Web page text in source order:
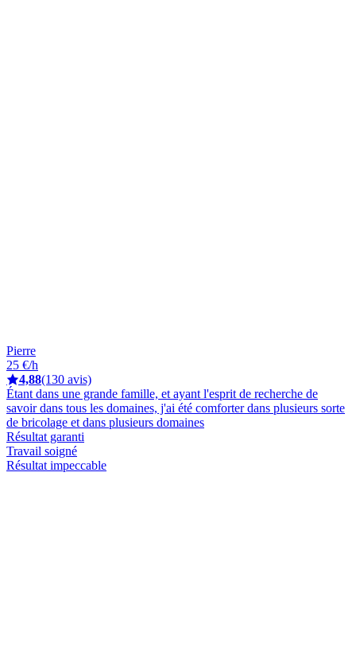
Pierre
25 €/h
4,88(130 avis)
Étant dans une grande famille, et ayant l'esprit de recherche de
savoir dans tous les domaines, j'ai été comforter dans plusieurs sorte
de bricolage et dans plusieurs domaines
Résultat garanti
Travail soigné
Résultat impeccable